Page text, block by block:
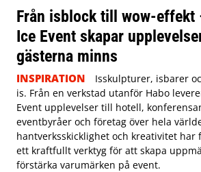
Från isblock till wow-effekt
Ice Event skapar
gästerna minns
INSPIRATION
Isskulpturer, isbarer
is. Från en verkstad utanför Habo
Event upplevelser till hotell,
eventbyråer och företag över hela
hantverksskicklighet och kreativitet har
ett kraftfullt verktyg för att skapa
förstärka varumärken på event.